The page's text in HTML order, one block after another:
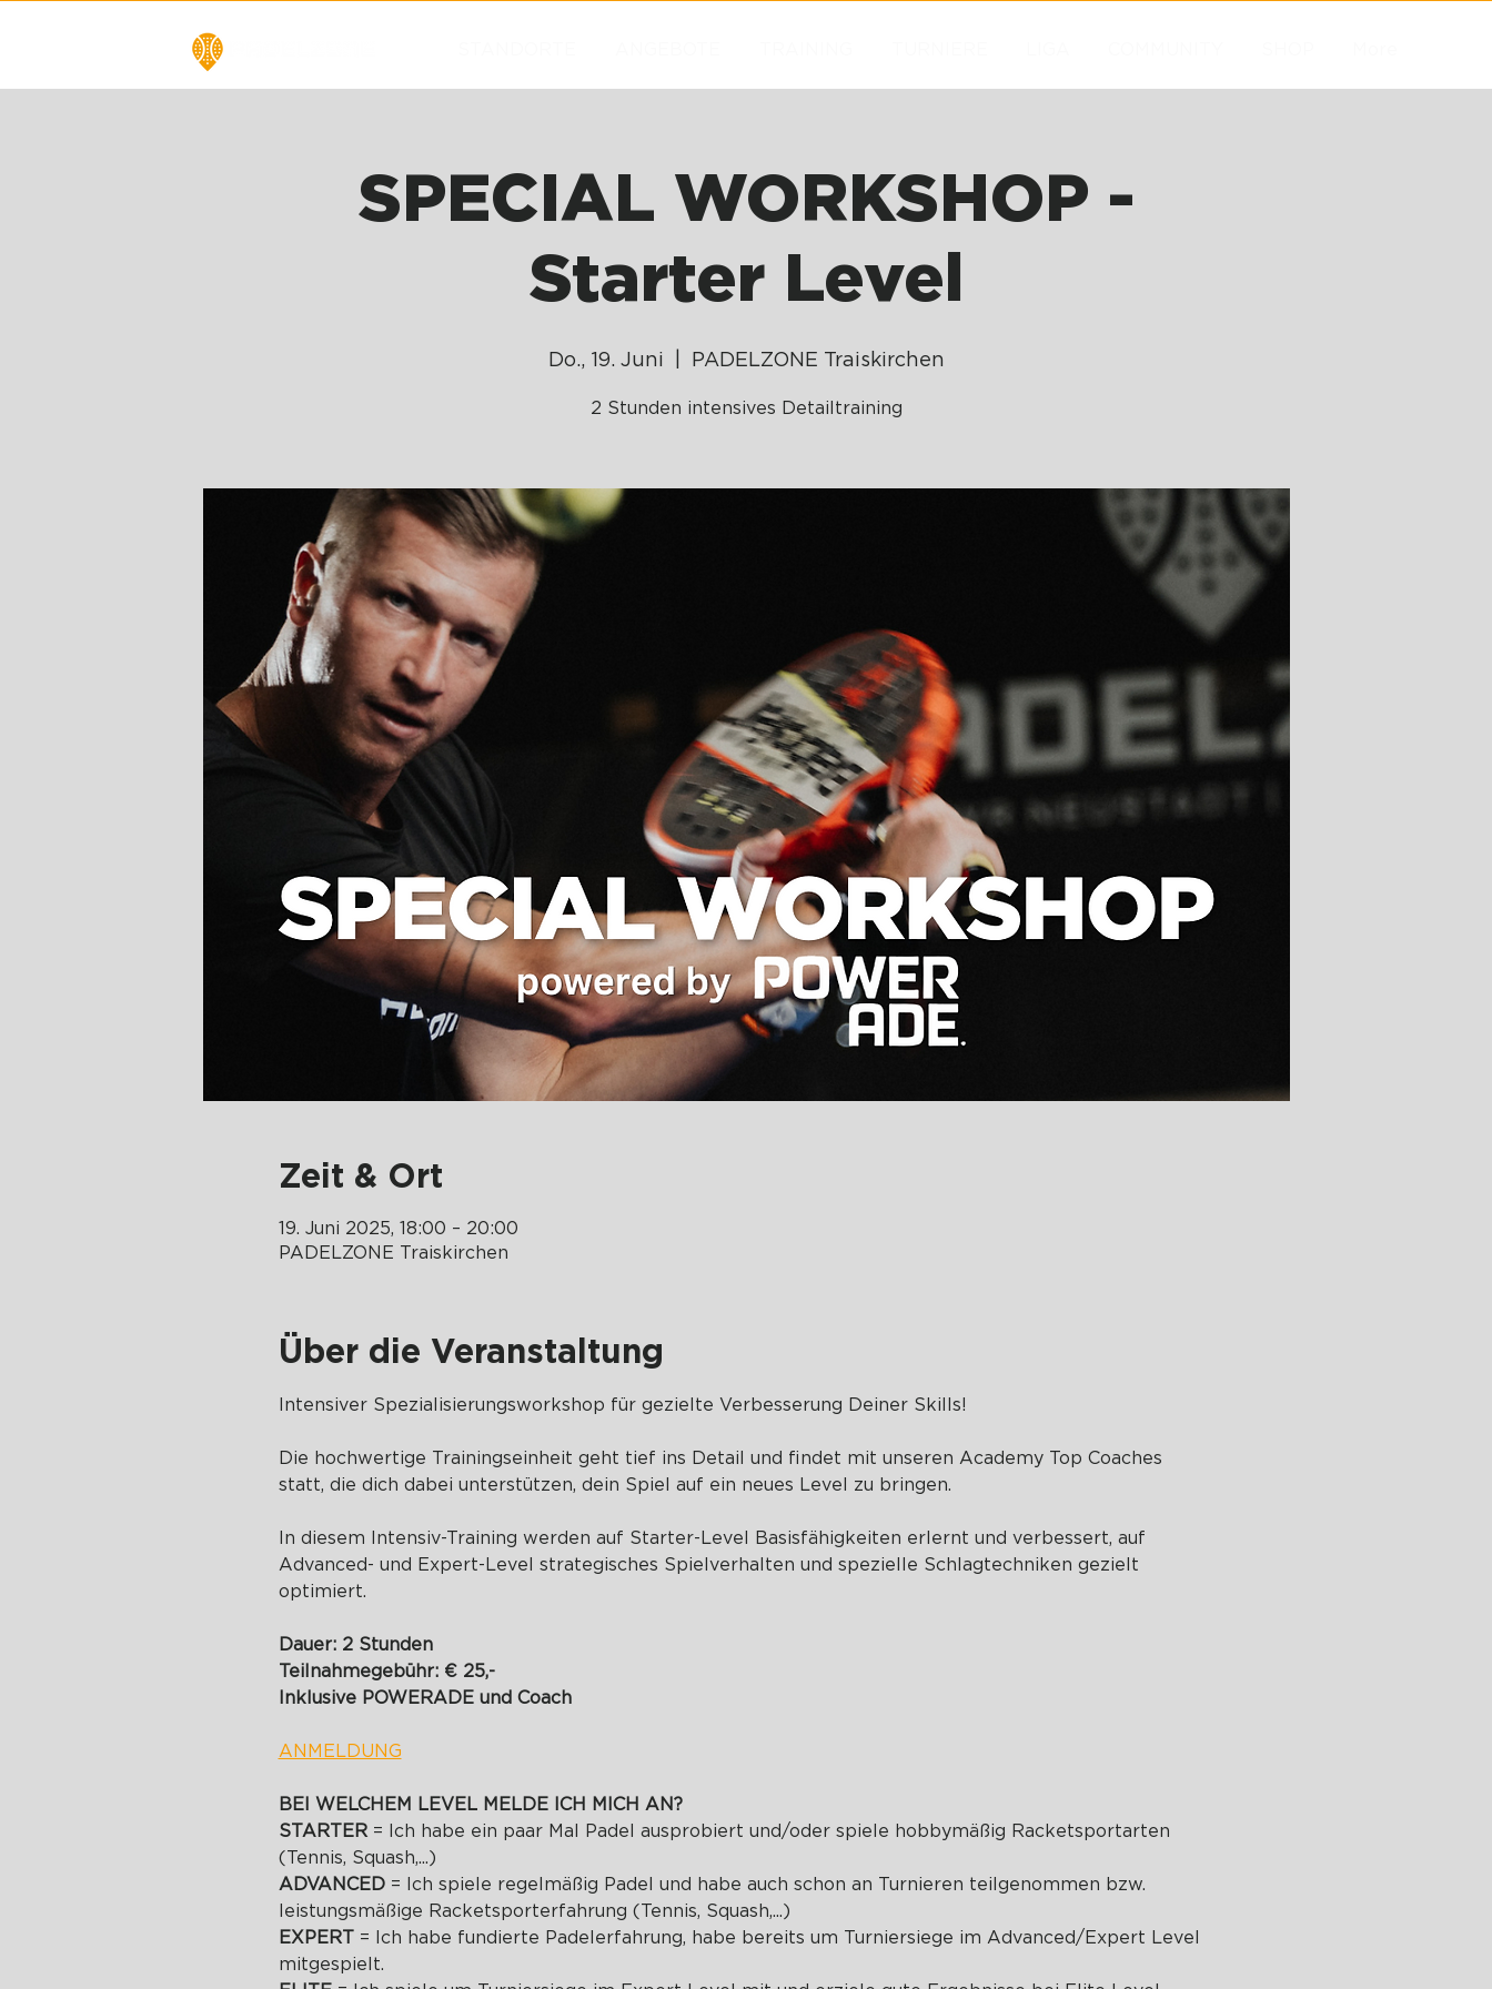
SPECIAL WORKSHOP -
Starter Level
Do., 19. Juni PADELZONE Traiskirchen
2 Stunden intensives Detailtraining
Zeit & Ort
19. Juni 2025, 18:00 – 20:00
PADELZONE Traiskirchen
Über die Veranstaltung
Intensiver Spezialisierungsworkshop für gezielte Verbesserung Deiner Skills!
Die hochwertige Trainingseinheit geht tief ins Detail und findet mit unseren Academy Top Coaches
statt, die dich dabei unterstützen, dein Spiel auf ein neues Level zu bringen.
In diesem Intensiv-Training werden auf Starter-Level Basisfähigkeiten erlernt und verbessert, auf
Advanced- und Expert-Level strategisches Spielverhalten und spezielle Schlagtechniken gezielt
optimiert.
Dauer: 2 Stunden
Teilnahmegebühr: € 25,-
Inklusive POWERADE und Coach
ANMELDUNG
BEI WELCHEM LEVEL MELDE ICH MICH AN?
STARTER = Ich habe ein paar Mal Padel ausprobiert und/oder spiele hobbymäßig Racketsportarten
(Tennis, Squash,...)
ADVANCED = Ich spiele regelmäßig Padel und habe auch schon an Turnieren teilgenommen bzw.
leistungsmäßige Racketsporterfahrung (Tennis, Squash,...)
EXPERT = Ich habe fundierte Padelerfahrung, habe bereits um Turniersiege im Advanced/Expert Level
mitgespielt.